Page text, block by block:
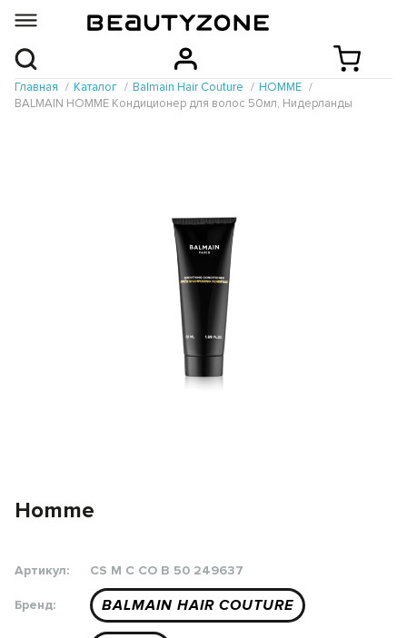
Главная Каталог Balmain Hair Couture
HOMME
BALMAIN HOMME Кондиционер для волос 50мл, Нидерланды
Homme
Артикул: CS M C CO B 50 249637
Бренд: BALMAIN HAIR COUTURE